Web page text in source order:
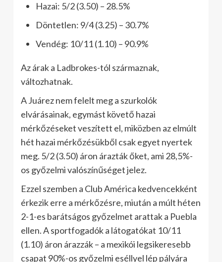
Hazai: 5/2 (3.50) – 28.5%
Döntetlen: 9/4 (3.25) – 30.7%
Vendég: 10/11 (1.10) – 90.9%
Az árak a Ladbrokes-tól származnak,
változhatnak.
A Juárez nem felelt meg a szurkolók
elvárásainak, egymást követő hazai
mérkőzéseket veszített el, miközben az elmúlt
hét hazai mérkőzésükből csak egyet nyertek
meg. 5/2 (3.50) áron árazták őket, ami 28,5%-
os győzelmi valószínűséget jelez.
Ezzel szemben a Club América kedvencekként
érkezik erre a mérkőzésre, miután a múlt héten
2-1-es barátságos győzelmet arattak a Puebla
ellen. A sportfogadók a látogatókat 10/11
(1.10) áron árazzák – a mexikói legsikeresebb
csapat 90%-os győzelmi eséllyel lép pályára